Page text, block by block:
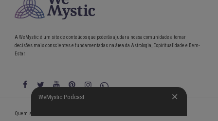
WeMystic Podcast
A WeMystic é um site de conteúdos que poderão ajudar a nossa comunidade a tomar
decisões mais conscientes e fundamentadas na área da Astrologia, Espiritualidade e Bem-
Estar.
WeMystic Podcast
Quem somos